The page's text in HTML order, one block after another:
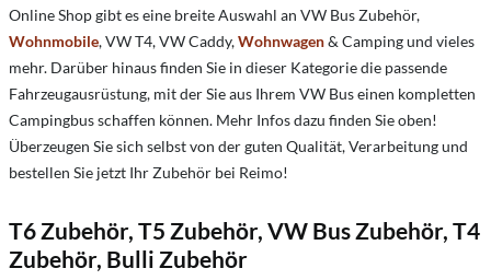
Online Shop gibt es eine breite Auswahl an VW Bus Zubehör,
Wohnmobile, VW T4, VW Caddy,Wohnwagen& Camping und vieles
mehr. Darüber hinaus finden Sie in dieser Kategorie die passende
Fahrzeugausrüstung, mit der Sie aus Ihrem VW Bus einen kompletten
Campingbus schaffen können. Mehr Infos dazu finden Sie oben!
Überzeugen Sie sich selbst von der guten Qualität, Verarbeitung und
bestellen Sie jetzt Ihr Zubehör bei Reimo!
T6 Zubehör, T5 Zubehör, VW Bus Zubehör, T4
Zubehör, Bulli Zubehör